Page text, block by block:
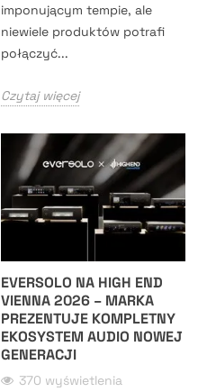
imponującym tempie, ale
niewiele produktów potrafi
połączyć...
Czytaj więcej
EVERSOLO NA HIGH END
VIENNA 2026 – MARKA
PREZENTUJE KOMPLETNY
EKOSYSTEM AUDIO NOWEJ
GENERACJI
370 wyświetlenia